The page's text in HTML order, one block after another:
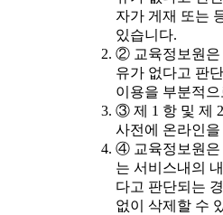
자가 게재 또는
있습니다.
② 교육정보원은
유가 없다고 판
이용을 부분적
③ 제 1 항 및 제
사전에 온라인
④ 교육정보원은
는 서비스내의
다고 판단되는
없이 삭제할 수